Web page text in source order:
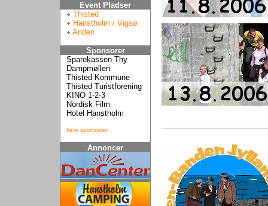
Event Pladser
Thisted
Hanstholm / Vigsø
Anden
Sponsorer
Sparekassen Thy
Dampmøllen
Thisted Kommune
Thisted Turistforening
KINO 1-2-3
Nordisk Film
Hotel Hanstholm
flere sponsorer
Annoncer